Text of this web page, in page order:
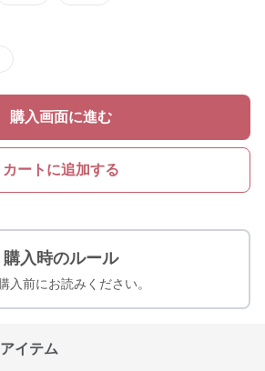
購入画面に進む
カートに追加する
購入時のルール
入前にお読みください。
イテム